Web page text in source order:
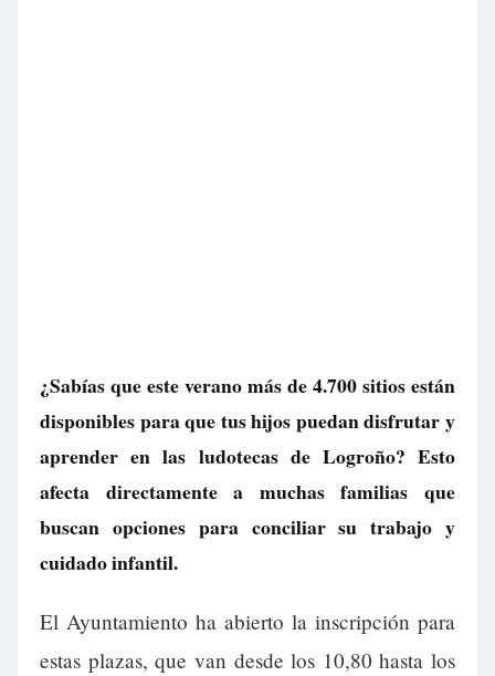
¿Sabías que este verano más de 4.700 sitios están
disponibles para que tus hijos puedan disfrutar y
aprender en las ludotecas de Logroño? Esto
afecta directamente a muchas familias que
buscan opciones para conciliar su trabajo y
cuidado infantil.
El Ayuntamiento ha abierto la inscripción para
estas plazas, que van desde los 10,80 hasta los